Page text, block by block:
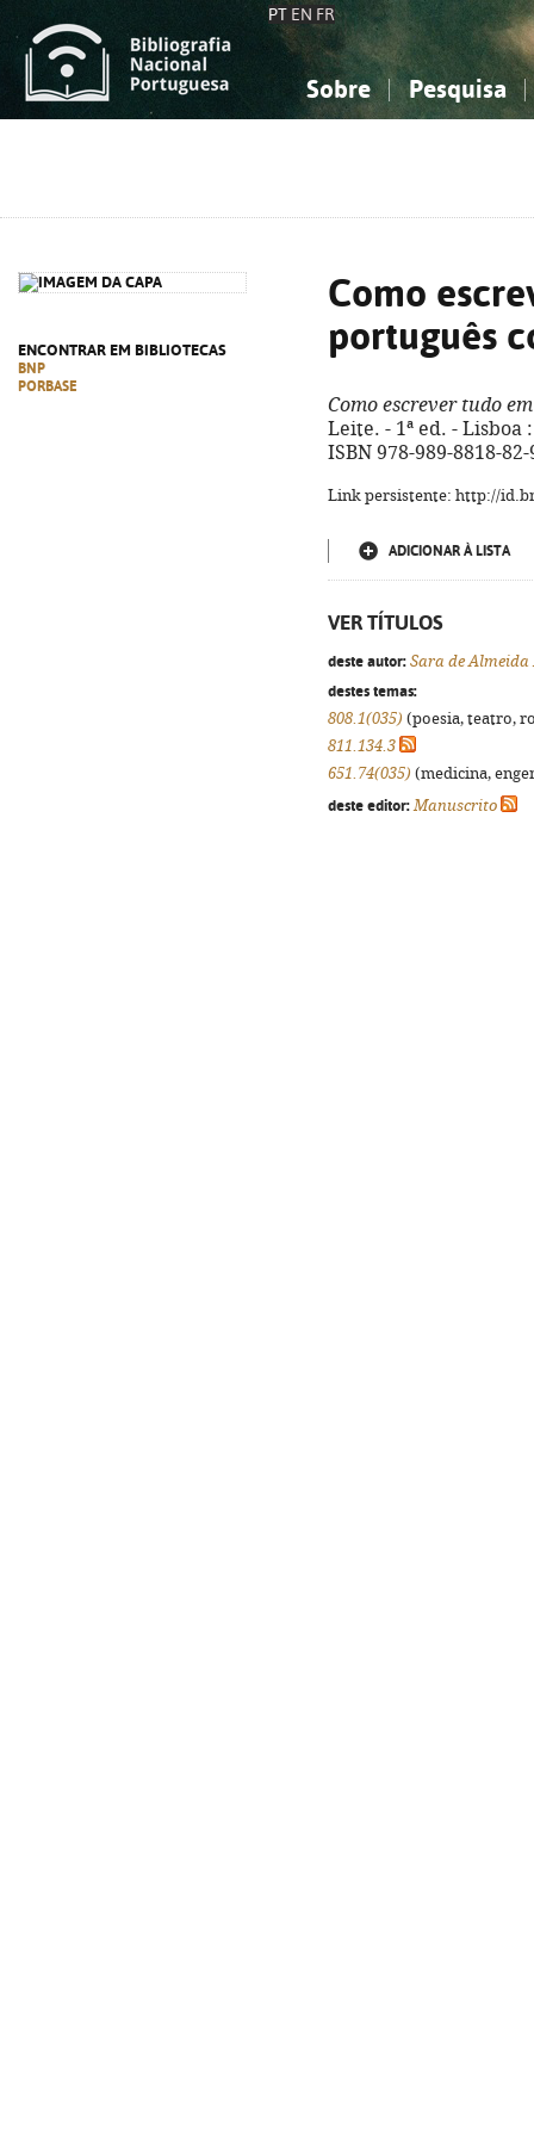
PT EN FR
Sobre Pesquisa
ENCONTRAR EM BIBLIOTECAS
BNP
PORBASE
Como
português
Como escrever tudo
Leite. - 1ª ed. - Lisboa
ISBN 978-989-8818-82-
Link persistente: http://
ADICIONAR À LISTA
VER TÍTULOS
deste autor: Sara de Almeida
destes temas:
808.1(035) (poesia, teatro,
811.134.3
651.74(035) (medicina,
deste editor: Manuscrito